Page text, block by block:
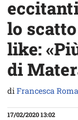
lo
like:
di
diFrancesca
17/02/2020 13:02